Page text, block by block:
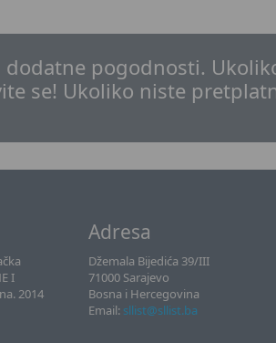
pogodnosti.
se! Ukoliko niste
I
2014
Adresa
Džemala Bijedića 39/III
71000 Sarajevo
Bosna i Hercegovina
Email: sllist@sllist.ba